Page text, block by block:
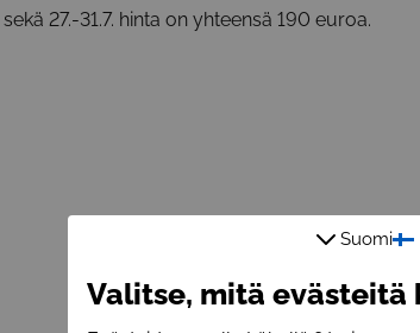
27.-31.7. hinta on yhteensä 190 euroa.
Suomi
Valitse, mitä evästeitä